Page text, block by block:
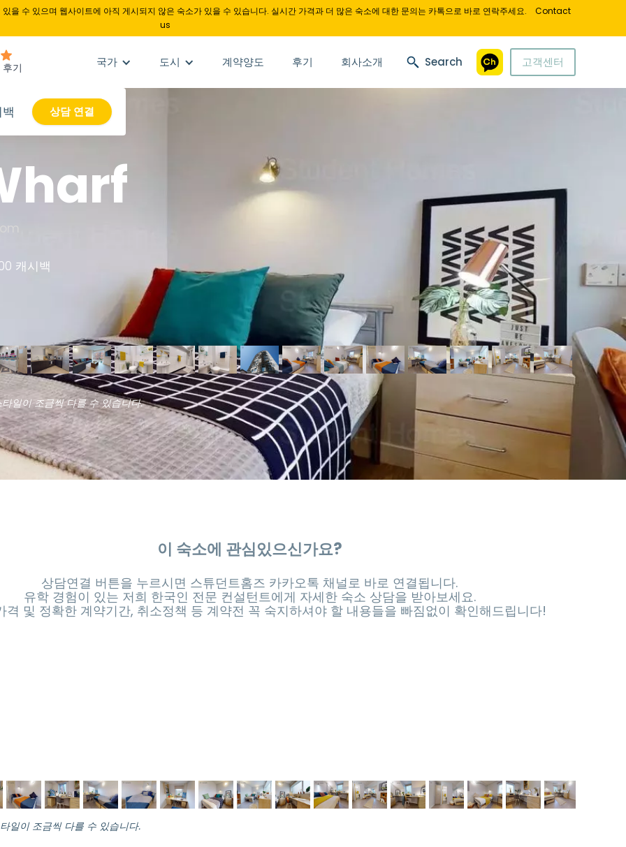
을 수 있으며 웹사이트에 아직 게시되지 않은 숙소가 있을 수 있습니다. 실시간 가격과 더 많은 숙소에 대한 문의는 카톡으로 바로 연락주세요.
Contact
us
국가 도시 계약양도 후기 회사소개 Search 고객센터
상담 연결
캐시백
일이 조금씩 다를 수 있습니다.
이 숙소에 관심있으신가요?
상담연결 버튼을 누르시면 스튜던트홈즈 카카오톡 채널로 바로 연결됩니다.
유학 경험이 있는 저희 한국인 전문 컨설턴트에게 자세한 숙소 상담을 받아보세요.
격 및 정확한 계약기간, 취소정책 등 계약전 꼭 숙지하셔야 할 내용들을 빠짐없이 확인해드립니다!
일이 조금씩 다를 수 있습니다.